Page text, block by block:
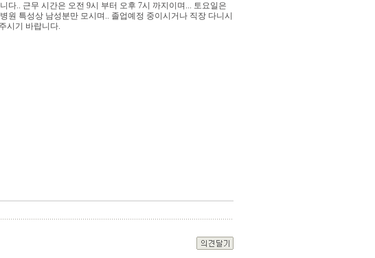
다.. 근무 시간은 오전 9시 부터 오후 7시 까지이며... 토요일은
원 특성상 남성분만 모시며.. 졸업예정 중이시거나 직장 다니시
시기 바랍니다.